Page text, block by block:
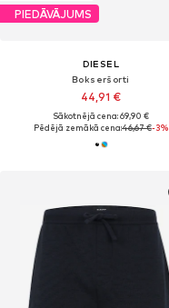
PIEDĀVĀJUMS
DIESEL
Bokseršorti
44,91 €
Sākotnējā cena: 69,90 €
Pēdējā zemākā cena:46,67 €-3%